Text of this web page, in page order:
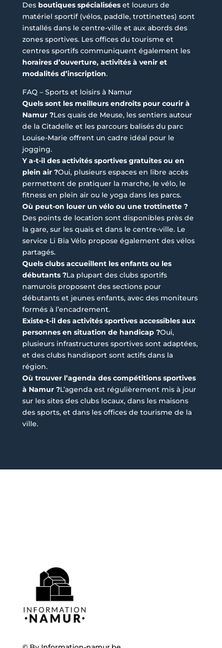
Des boutiques spécialiséeset loueurs de
matériel sportif (vélos, paddle, trottinettes) sont
installés dans le centre-ville et aux abords des
zones sportives. Les offices du tourisme et
centres sportifs communiquent également les
horaires d’ouverture, activités à venir et
modalités d’inscription.
FAQ – Sports et loisirs à Namur
Quels sont les meilleurs endroits pour courir à
Namur ?Les quais de Meuse, les sentiers autour
de la Citadelle et les parcours balisés du parc
Louise-Marie offrent un cadre idéal pour le
jogging.
Y a-t-il des activités sportives gratuites ou en
plein air ?Oui, plusieurs espaces en libre accès
permettent de pratiquer la marche, le vélo, le
fitness en plein air ou le yoga dans les parcs.
Où peut-on louer un vélo ou une trottinette ?
Des points de location sont disponibles près de
la gare, sur les quais et dans le centre-ville. Le
service Li Bia Vélo propose également des vélos
partagés.
Quels clubs accueillent les enfants ou les
débutants ?La plupart des clubs sportifs
namurois proposent des sections pour
débutants et jeunes enfants, avec des moniteurs
formés à l’encadrement.
Existe-t-il des activités sportives accessibles aux
personnes en situation de handicap ?Oui,
plusieurs infrastructures sportives sont adaptées,
et des clubs handisport sont actifs dans la
région.
Où trouver l’agenda des compétitions sportives
à Namur ?L’agenda est régulièrement mis à jour
sur les sites des clubs locaux, dans les maisons
des sports, et dans les offices de tourisme de la
ville.